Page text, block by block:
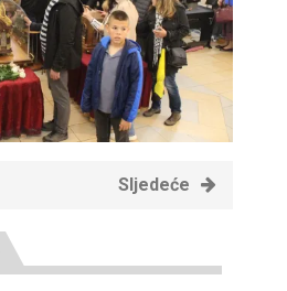
Sljedeće